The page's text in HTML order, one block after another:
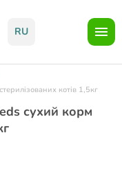
RU
котів 1,5кг
сухий корм